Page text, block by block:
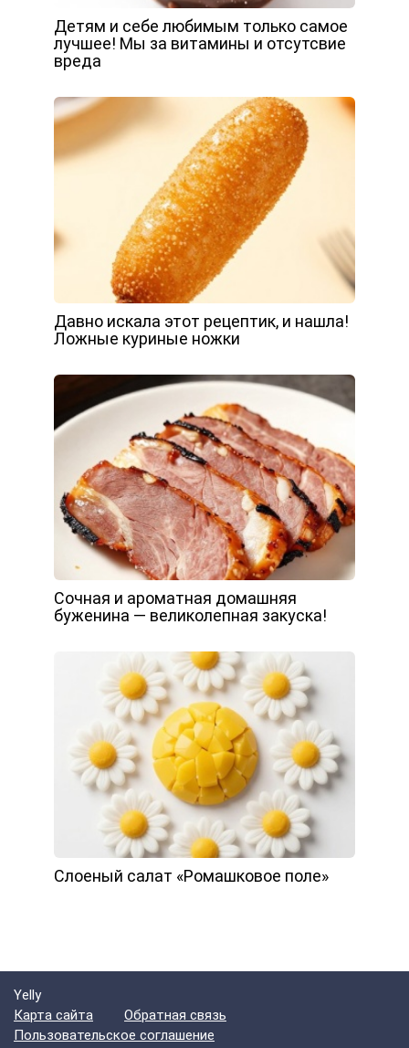
Детям и себе любимым только самое
лучшее! Мы за витамины и отсутсвие
вреда
Давно искала этот рецептик, и нашла!
Ложные куриные ножки
Сочная и ароматная домашняя
буженина — великолепная закуска!
Слоеный салат «Ромашковое поле»
Yelly
Карта сайта
Обратная связь
Пользовательское соглашение